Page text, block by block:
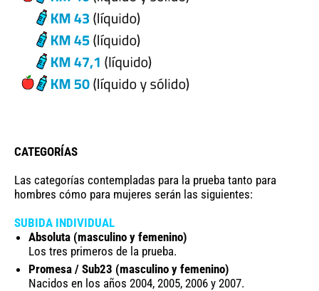
CATEGORÍAS
Las categorías contempladas para la prueba tanto para
hombres cómo para mujeres serán las siguientes:
SUBIDA INDIVIDUAL
Absoluta (masculino y femenino)
Los tres primeros de la prueba.
Promesa / Sub23 (masculino y femenino)
Nacidos en los años 2004, 2005, 2006 y 2007.